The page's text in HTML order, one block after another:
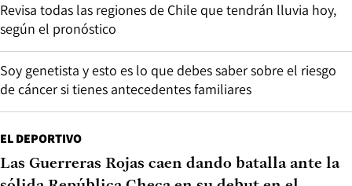
Revisa todas las regiones de Chile que tendrán lluvia hoy,
según el pronóstico
Soy genetista y esto es lo que debes saber sobre el riesgo
de cáncer si tienes antecedentes familiares
EL DEPORTIVO
Las Guerreras Rojas caen dando batalla ante la